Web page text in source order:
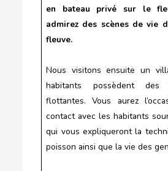
en bateau privé sur le
admirez des scènes de vie
fleuve.
Nous visitons ensuite un
habitants possèdent des
flottantes. Vous aurez
contact avec les habitants
qui vous expliqueront la
poisson ainsi que la vie des